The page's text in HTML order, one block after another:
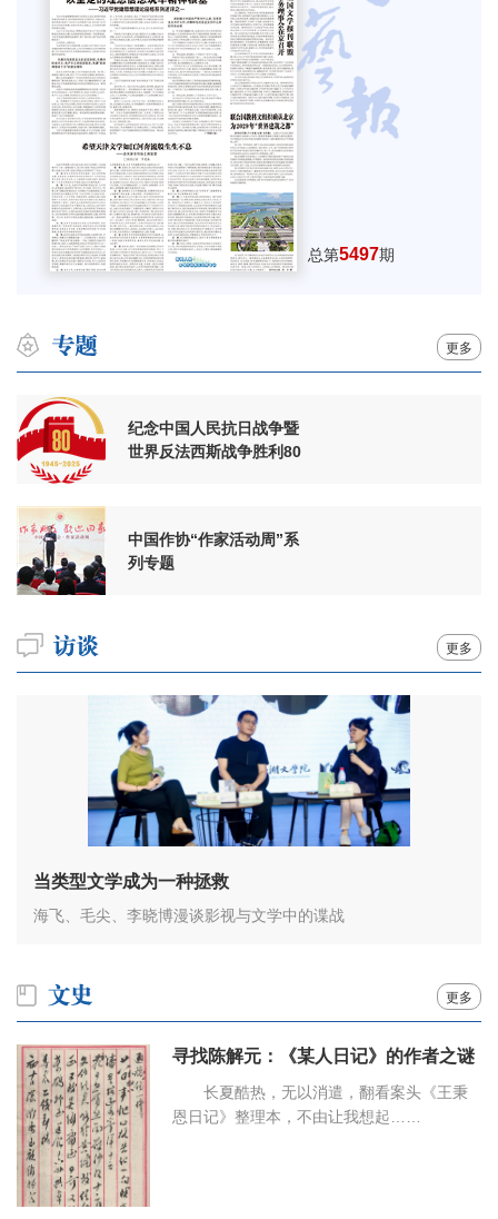
总第5497期
更多
纪念中国人民抗日战争暨
世界反法西斯战争胜利80
中国作协“作家活动周”系
列专题
更多
当类型文学成为一种拯救
海飞、毛尖、李晓博漫谈影视与文学中的谍战
更多
寻找陈解元：《某人日记》的作者之谜
长夏酷热，无以消遣，翻看案头《王秉
恩日记》整理本，不由让我想起……